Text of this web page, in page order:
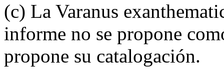
(c) La Varanus
informe no se propone
propone su catalogación.